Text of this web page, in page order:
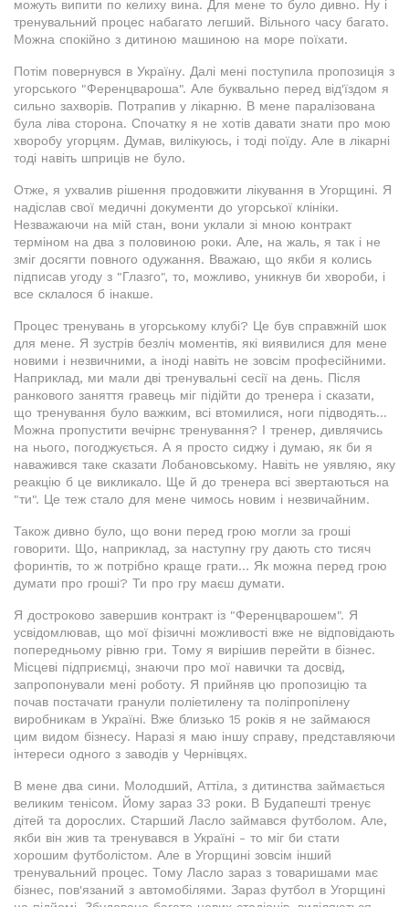
можуть випити по келиху вина. Для мене то було дивно. Ну і
тренувальний процес набагато легший. Вільного часу багато.
Можна спокійно з дитиною машиною на море поїхати.
Потім повернувся в Україну. Далі мені поступила пропозиція з
угорського "Ференцвароша". Але буквально перед від'їздом я
сильно захворів. Потрапив у лікарню. В мене паралізована
була ліва сторона. Спочатку я не хотів давати знати про мою
хворобу угорцям. Думав, вилікуюсь, і тоді поїду. Але в лікарні
тоді навіть шприців не було.
Отже, я ухвалив рішення продовжити лікування в Угорщині. Я
надіслав свої медичні документи до угорської клініки.
Незважаючи на мій стан, вони уклали зі мною контракт
терміном на два з половиною роки. Але, на жаль, я так і не
зміг досягти повного одужання. Вважаю, що якби я колись
підписав угоду з "Глазго", то, можливо, уникнув би хвороби, і
все склалося б інакше.
Процес тренувань в угорському клубі? Це був справжній шок
для мене. Я зустрів безліч моментів, які виявилися для мене
новими і незвичними, а іноді навіть не зовсім професійними.
Наприклад, ми мали дві тренувальні сесії на день. Після
ранкового заняття гравець міг підійти до тренера і сказати,
що тренування було важким, всі втомилися, ноги підводять...
Можна пропустити вечірнє тренування? І тренер, дивлячись
на нього, погоджується. А я просто сиджу і думаю, як би я
наважився таке сказати Лобановському. Навіть не уявляю, яку
реакцію б це викликало. Ще й до тренера всі звертаються на
"ти". Це теж стало для мене чимось новим і незвичайним.
Також дивно було, що вони перед грою могли за гроші
говорити. Що, наприклад, за наступну гру дають сто тисяч
форинтів, то ж потрібно краще грати... Як можна перед грою
думати про гроші? Ти про гру маєш думати.
Я достроково завершив контракт із "Ференцварошем". Я
усвідомлював, що мої фізичні можливості вже не відповідають
попередньому рівню гри. Тому я вирішив перейти в бізнес.
Місцеві підприємці, знаючи про мої навички та досвід,
запропонували мені роботу. Я прийняв цю пропозицію та
почав постачати гранули поліетилену та поліпропілену
виробникам в Україні. Вже близько 15 років я не займаюся
цим видом бізнесу. Наразі я маю іншу справу, представляючи
інтереси одного з заводів у Чернівцях.
В мене два сини. Молодший, Аттіла, з дитинства займається
великим тенісом. Йому зараз 33 роки. В Будапешті тренує
дітей та дорослих. Старший Ласло займався футболом. Але,
якби він жив та тренувався в Україні - то міг би стати
хорошим футболістом. Але в Угорщині зовсім інший
тренувальний процес. Тому Ласло зараз з товаришами має
бізнес, пов'язаний з автомобілями. Зараз футбол в Угорщині